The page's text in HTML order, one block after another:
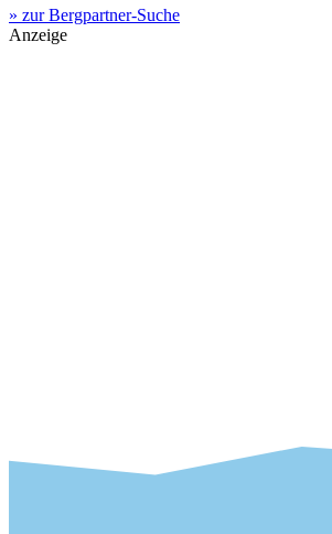
» zur Bergpartner-Suche
Anzeige